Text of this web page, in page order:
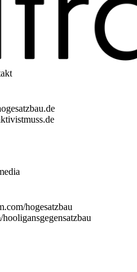
hogesatzbau